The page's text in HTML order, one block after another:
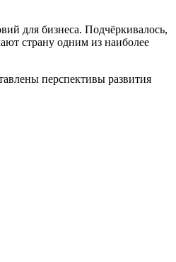
для бизнеса. Подчёркивалось,
страну одним из наиболее
перспективы развития